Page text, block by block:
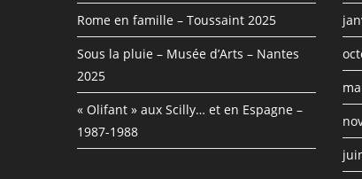
Rome en famille – Toussaint 2025
Sous la pluie – Musée d’Arts – Nantes
2025
« Olifant » aux Scilly… et en Espagne –
1987-1988